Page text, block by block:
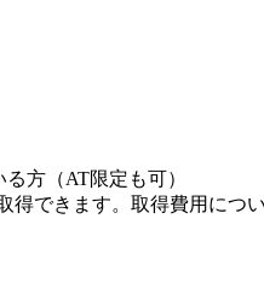
方（AT限定も可）
できます。取得費用につ